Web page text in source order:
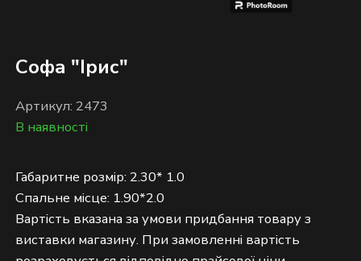
Софа "Ірис"
Артикул: 2473
В наявності
Габаритне розмір: 2.30* 1.0
Спальне місце: 1.90*2.0
Вартість вказана за умови придбання товару з
виставки магазину. При замовленні вартість